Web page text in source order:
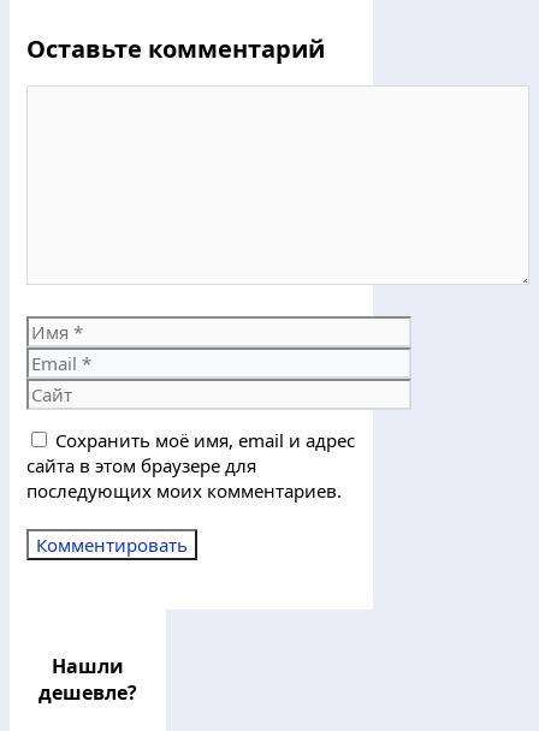
Оставьте комментарий
Имя
Email
Сайт
Сохранить моё имя, email и адрес
сайта в этом браузере для
последующих моих комментариев.
Нашли
дешевле?